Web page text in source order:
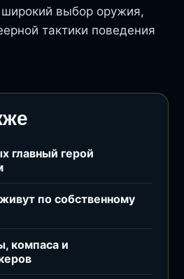
выбор оружия,
тактики поведения
главный герой
по собственному
компаса и